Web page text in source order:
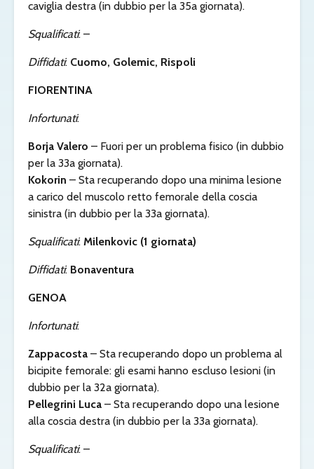
caviglia destra (in dubbio per la 35a giornata).
Squalificati: –
Diffidati: Cuomo, Golemic, Rispoli
FIORENTINA
Infortunati:
Borja Valero – Fuori per un problema fisico (in dubbio
per la 33a giornata).
Kokorin – Sta recuperando dopo una minima lesione
a carico del muscolo retto femorale della coscia
sinistra (in dubbio per la 33a giornata).
Squalificati: Milenkovic (1 giornata)
Diffidati: Bonaventura
GENOA
Infortunati:
Zappacosta – Sta recuperando dopo un problema al
bicipite femorale: gli esami hanno escluso lesioni (in
dubbio per la 32a giornata).
Pellegrini Luca – Sta recuperando dopo una lesione
alla coscia destra (in dubbio per la 33a giornata).
Squalificati: –